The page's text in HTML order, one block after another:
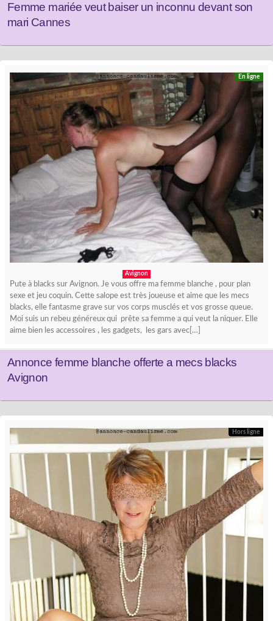
Femme mariée veut baiser un inconnu devant son
mari Cannes
En ligne
Avignon
Pute à blacks sur Avignon. Je vous offre ma femme blanche , pour plan
sexe et jeu coquin. Cette salope est très joueuse et aime que les mecs
blacks, elle fantasme grave sur vos corps musclés et vos grosse queue.
Moi suis un rebeu généreux qui prête sa femme a qui veut la niquer. Elle
aime bien les accessoires , les gadgets, les gars avec[…]
Annonce femme blanche offerte a mecs blacks
Avignon
Hors ligne